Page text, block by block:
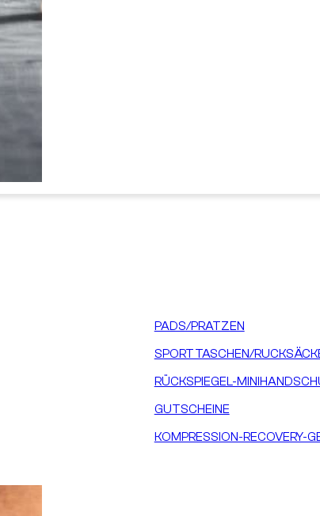
PADS/PRATZEN
SPORTTASCHEN/
RÜCKSPIEGEL-
GUTSCHEINE
KOMPRESSION-RECOVERY-